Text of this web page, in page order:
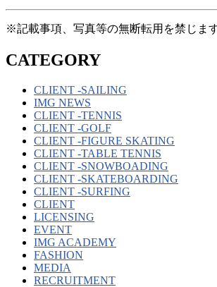
※記載事項、写真等の無断転用を禁じます
CATEGORY
CLIENT -SAILING
IMG NEWS
CLIENT -TENNIS
CLIENT -GOLF
CLIENT -FIGURE SKATING
CLIENT -TABLE TENNIS
CLIENT -SNOWBOADING
CLIENT -SKATEBOARDING
CLIENT -SURFING
CLIENT
LICENSING
EVENT
IMG ACADEMY
FASHION
MEDIA
RECRUITMENT